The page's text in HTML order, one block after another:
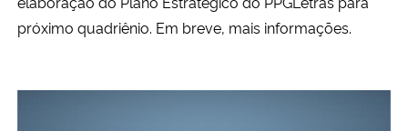
Controladoria-Geral da União
próximo quadriênio. Em breve, mais informações.